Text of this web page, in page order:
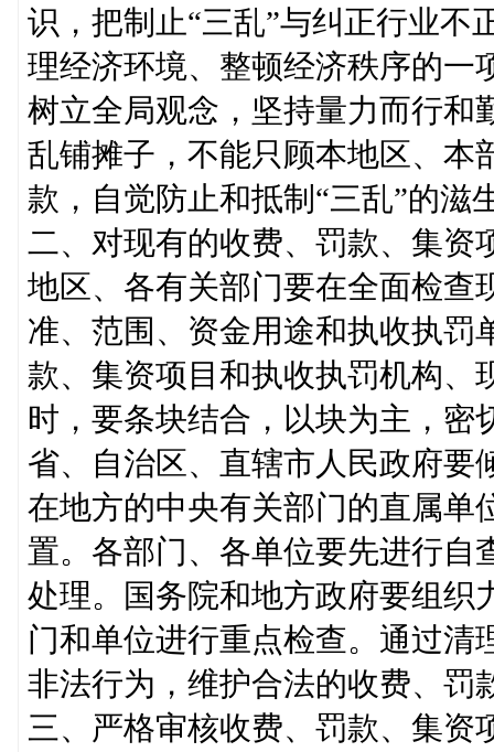
识，把制止“三乱”与纠正行业不
理经济环境、整顿经济秩序的一
树立全局观念，坚持量力而行和
乱铺摊子，不能只顾本地区、本
款，自觉防止和抵制“三乱”的滋
二、对现有的收费、罚款、集资
地区、各有关部门要在全面检查
准、范围、资金用途和执收执罚
款、集资项目和执收执罚机构、
时，要条块结合，以块为主，密
省、自治区、直辖市人民政府要
在地方的中央有关部门的直属单
置。各部门、各单位要先进行自
处理。国务院和地方政府要组织
门和单位进行重点检查。通过清
非法行为，维护合法的收费、罚
三、严格审核收费、罚款、集资